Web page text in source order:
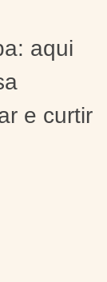
aqui
e curtir